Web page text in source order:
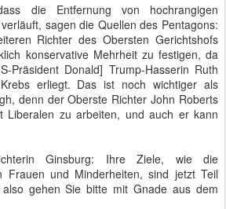
die Entfernung von hochrangigen
sagen die Quellen des Pentagons:
Richter des Obersten Gerichtshofs
konservative Mehrheit zu festigen, da
Präsident Donald] Trump-Hasserin Ruth
erliegt. Das ist noch wichtiger als
denn der Oberste Richter John Roberts
Liberalen zu arbeiten, und auch er kann
Ginsburg: Ihre Ziele, wie die
Frauen und Minderheiten, sind jetzt Teil
gehen Sie bitte mit Gnade aus dem